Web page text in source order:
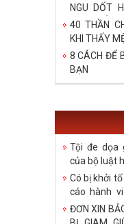
NGU DỐT
MINH,
40 THẦN
KHI THẤY
8 CÁCH ĐỂ
BẠN
Tội đe dọa
của bộ luật
Có bị khởi
cáo hành
sản?
ĐƠN XIN